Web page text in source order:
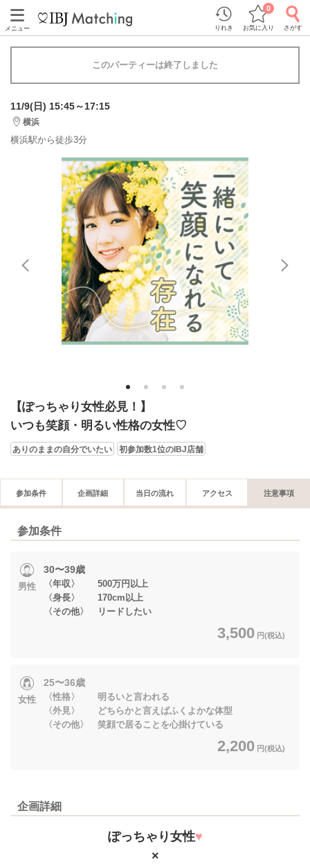
メニュー りれき お気に入り
0
さがす
このパーティーは終了しました
11/9(日) 15:45～17:15
横浜
横浜駅から徒歩3分
1 2 3 4
【ぽっちゃり女性必見！】
いつも笑顔・明るい性格の女性♡
ありのままの自分でいたい 初参加数1位のIBJ店舗
参加条件 企画詳細 当日の流れ アクセス 注意事項
参加条件
男性
30〜39歳
〈年収〉 500万円以上
〈身長〉 170cm以上
〈その他〉 リードしたい
3,500 円(税込)
女性
25〜36歳
〈性格〉 明るいと言われる
〈外見〉 どちらかと言えばふくよかな体型
〈その他〉 笑顔で居ることを心掛けている
2,200 円(税込)
企画詳細
ぽっちゃり女性♥
×